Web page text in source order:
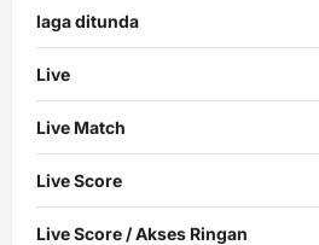
laga ditunda
Live
Live Match
Live Score
Live Score / Akses Ringan